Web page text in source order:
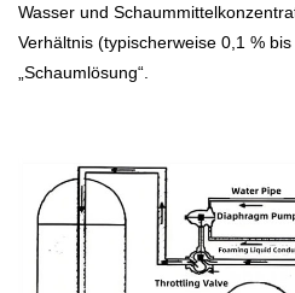
Wasser und
Verhältnis (typischerweise 0,1 %
„Schaumlösung“.